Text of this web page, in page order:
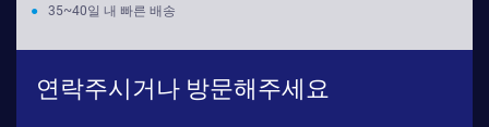
● 35~40일 내 빠른 배송
연락주시거나 방문해주세요